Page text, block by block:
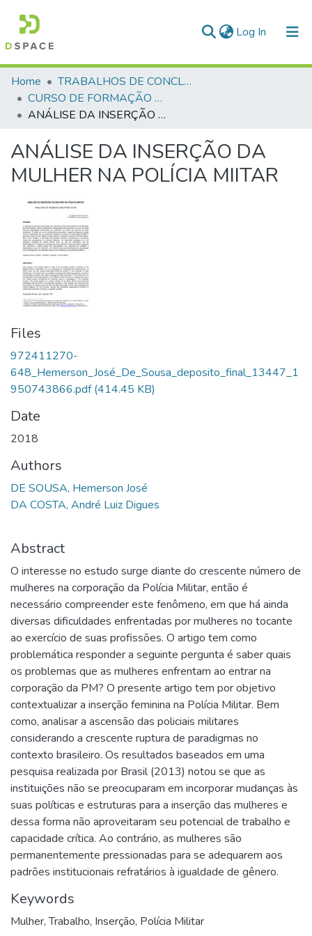
Log In (current)
Communities & Collections
All of DSpace
Home
TRABALHOS DE CONCLUSÃO DE CURSO - CFP (CURSO DE FORMAÇÃO DE PRAÇAS)
CURSO DE FORMAÇÃO DE PRAÇAS - CFP - 2018
ANÁLISE DA INSERÇÃO DA MULHER NA POLÍCIA MIITAR
ANÁLISE DA INSERÇÃO DA
MULHER NA POLÍCIA MIITAR
Files
972411270-
648_Hemerson_José_De_Sousa_deposito_final_13447_1
950743866.pdf(414.45 KB)
Date
2018
Authors
DE SOUSA, Hemerson José
DA COSTA, André Luiz Digues
Abstract
O interesse no estudo surge diante do crescente número de
mulheres na corporação da Polícia Militar, então é
necessário compreender este fenômeno, em que há ainda
diversas dificuldades enfrentadas por mulheres no tocante
ao exercício de suas profissões. O artigo tem como
problemática responder a seguinte pergunta é saber quais
os problemas que as mulheres enfrentam ao entrar na
corporação da PM? O presente artigo tem por objetivo
contextualizar a inserção feminina na Polícia Militar. Bem
como, analisar a ascensão das policiais militares
considerando a crescente ruptura de paradigmas no
contexto brasileiro. Os resultados baseados em uma
pesquisa realizada por Brasil (2013) notou se que as
instituições não se preocuparam em incorporar mudanças às
suas políticas e estruturas para a inserção das mulheres e
dessa forma não aproveitaram seu potencial de trabalho e
capacidade crítica. Ao contrário, as mulheres são
permanentemente pressionadas para se adequarem aos
padrões institucionais refratários à igualdade de gênero.
Keywords
Mulher,Trabalho, Inserção, Polícia Militar